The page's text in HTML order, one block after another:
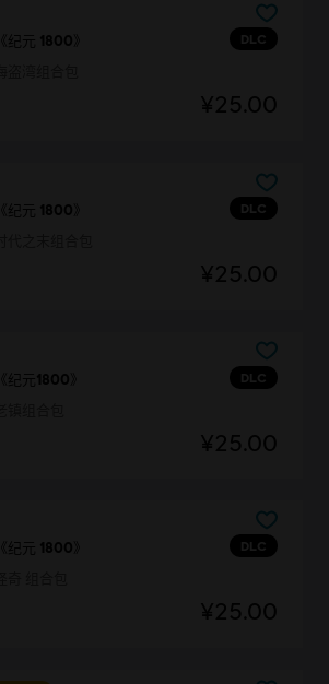
DLC
《纪元 1800》
¥25.00
DLC
《纪元 1800》
¥25.00
DLC
《纪元1800》
¥25.00
DLC
《纪元 1800》
¥25.00